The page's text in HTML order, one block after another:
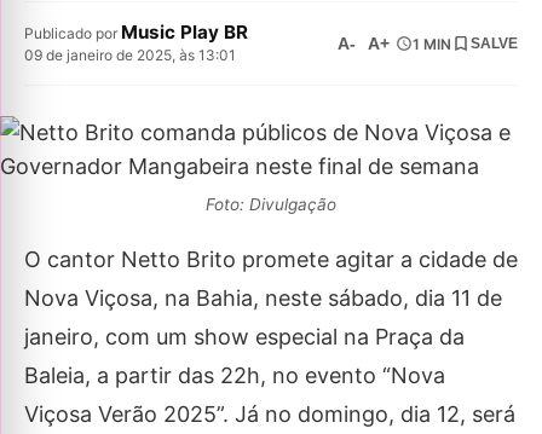
Publicado por Music Play BR
09 de janeiro de 2025, às 13:01
A- A+ 1 MIN SALVE
Foto: Divulgação
O cantor Netto Brito promete agitar a cidade de
Nova Viçosa, na Bahia, neste sábado, dia 11 de
janeiro, com um show especial na Praça da
Baleia, a partir das 22h, no evento “Nova
Viçosa Verão 2025”. Já no domingo, dia 12, será